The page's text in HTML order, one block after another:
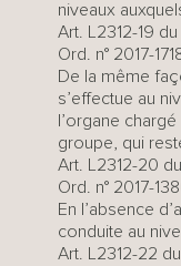
niveaux
Art. L2312-19
Ord. n° 2017-
De la même
s’effectue au
l’organe
groupe, qui
Art. L2312-20
Ord. n° 2017-
En l’absence
conduite au
Art. L2312-22